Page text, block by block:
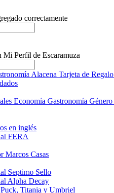
correctamente
Alacena Tarjeta de Regalo
Economía Gastronomía Género
en inglés
FERA
Marcos Casas
Septimo Sello
Alpha Decay
Titania y Umbriel